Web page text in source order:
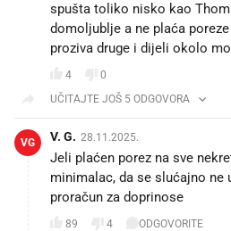
spušta toliko nisko kao
domoljublje a ne plaća
proziva druge i dijeli okolo
4
0
UČITAJTE JOŠ 5 ODGOVORA
VG V. G. 28.11.2025.
Jeli plaćen porez na sve
minimalac, da se slućajno ne
proračun za doprinose
89 4 ODGOVORITE